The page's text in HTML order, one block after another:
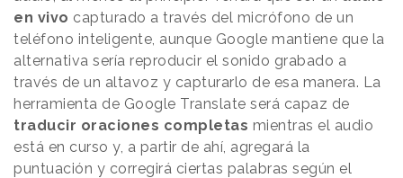
en vivo capturado a través del micrófono de un
teléfono inteligente, aunque Google mantiene que la
alternativa sería reproducir el sonido grabado a
través de un altavoz y capturarlo de esa manera. La
herramienta de Google Translate será capaz de
traducir oraciones completas mientras el audio
está en curso y, a partir de ahí, agregará la
puntuación y corregirá ciertas palabras según el